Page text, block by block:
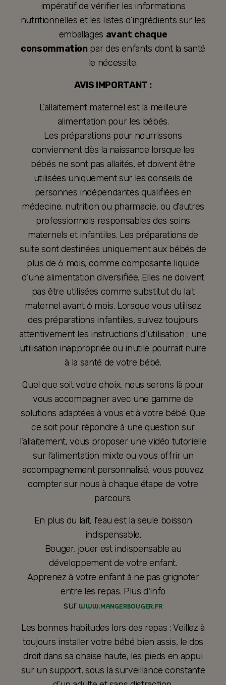
impératif de vérifier les informations
nutritionnelles et les listes d’ingrédients sur les
emballages avant chaque
consommation par des enfants dont la santé
le nécessite.
AVIS IMPORTANT :
L’allaitement maternel est la meilleure
alimentation pour les bébés.
Les préparations pour nourrissons
conviennent dès la naissance lorsque les
bébés ne sont pas allaités, et doivent être
utilisées uniquement sur les conseils de
personnes indépendantes qualifiées en
médecine, nutrition ou pharmacie, ou d’autres
professionnels responsables des soins
maternels et infantiles. Les préparations de
suite sont destinées uniquement aux bébés de
plus de 6 mois, comme composante liquide
d’une alimentation diversifiée. Elles ne doivent
pas être utilisées comme substitut du lait
maternel avant 6 mois. Lorsque vous utilisez
des préparations infantiles, suivez toujours
attentivement les instructions d’utilisation : une
utilisation inappropriée ou inutile pourrait nuire
à la santé de votre bébé.
Quel que soit votre choix, nous serons là pour
vous accompagner avec une gamme de
solutions adaptées à vous et à votre bébé. Que
ce soit pour répondre à une question sur
l’allaitement, vous proposer une vidéo tutorielle
sur l’alimentation mixte ou vous offrir un
accompagnement personnalisé, vous pouvez
compter sur nous à chaque étape de votre
parcours.
En plus du lait, l'eau est la seule boisson
indispensable.
Bouger, jouer est indispensable au
développement de votre enfant.
Apprenez à votre enfant à ne pas grignoter
entre les repas. Plus d'info
surWWW.MANGERBOUGER.FR
Les bonnes habitudes lors des repas : Veillez à
toujours installer votre bébé bien assis, le dos
droit dans sa chaise haute, les pieds en appui
sur un support, sous la surveillance constante